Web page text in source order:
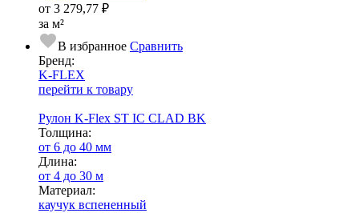
от 3 279,77 ₽
за м²
В избранное Сравнить
Бренд:
K-FLEX
перейти к товару
Рулон K-Flex ST IC CLAD BK
Тол­щи­на:
от 6 до 40 мм
Длина:
от 4 до 30 м
Ма­­те­­ри­­ал:
каучук вспененный